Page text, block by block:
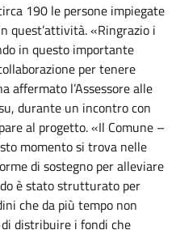
190 le persone impiegate
quest’attività. «Ringrazio i
in questo importante
per tenere
affermato l’Assessore alle
durante un incontro con
al progetto. «Il Comune –
momento si trova nelle
di sostegno per alleviare
è stato strutturato per
che da più tempo non
distribuire i fondi che